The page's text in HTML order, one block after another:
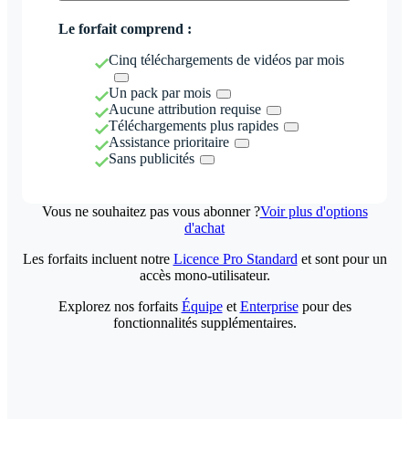
Le forfait comprend :
Cinq téléchargements de vidéos par mois
Un pack par mois
Aucune attribution requise
Téléchargements plus rapides
Assistance prioritaire
Sans publicités
Vous ne souhaitez pas vous abonner ?Voir plus d'options
d'achat
Les forfaits incluent notre Licence Pro Standard et sont pour un
accès mono-utilisateur.
Explorez nos forfaits Équipeet Enterprisepour des
fonctionnalités supplémentaires.